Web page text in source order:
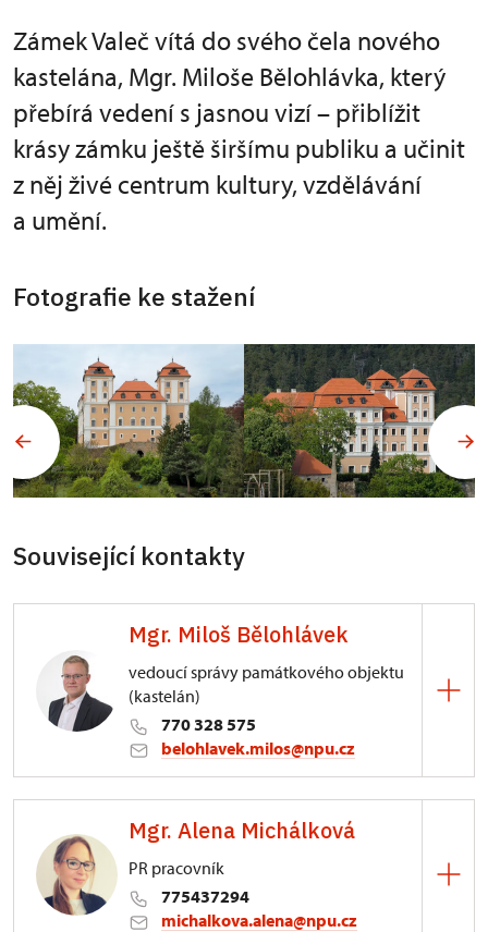
Zámek Valeč vítá do svého čela nového
kastelána, Mgr. Miloše Bělohlávka, který
přebírá vedení s jasnou vizí – přiblížit
krásy zámku ještě širšímu publiku a učinit
z něj živé centrum kultury, vzdělávání
a umění.
Fotografie ke stažení
Související kontakty
Mgr. Miloš Bělohlávek
vedoucí správy památkového objektu
(kastelán)
770 328 575
belohlavek.milos@npu.cz
1/, Valeč 1
Mgr. Alena Michálková
PR pracovník
775437294
michalkova.alena@npu.cz